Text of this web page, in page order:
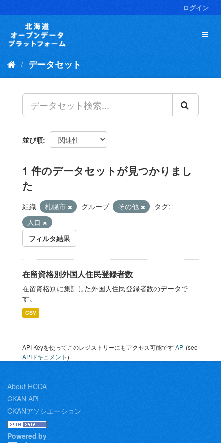
キ
ログイン
データセット
並び順
1 件のデータセットが見つかりまし
た
組織: 札幌市 グループ: その他
タグ:
人口
フィルタ結果
在留資格別外国人住民登録者数
在留資格別に集計した外国人住民登録者数のデータで
す。
CSV
API Keyを使ってこのレジストリーにもアクセス可能ですAPI (see
APIドキュメント).
About HODA
CKAN API
CKANアソシエーション
Powered by